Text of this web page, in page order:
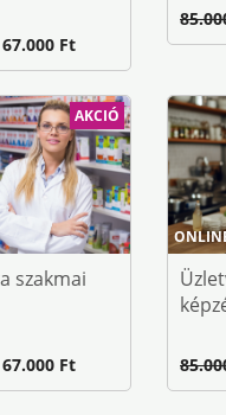
67.000 Ft
AKCIÓ
szakmai
67.000 Ft